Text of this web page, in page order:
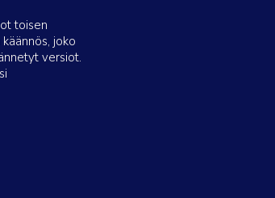
toisen
joko
versiot.